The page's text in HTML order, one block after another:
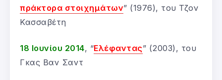
πράκτορα στοιχημάτων” (1976), του Τζον
Κασσαβέτη
18 Ιουνίου 2014, “Ελέφαντας” (2003), του
Γκας Βαν Σαντ